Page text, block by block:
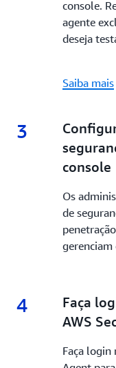
console.
agente
deseja
Saiba mais
3 3.
console
Os
de
gerenciam
4 4.
Faça
AWS
Faça login